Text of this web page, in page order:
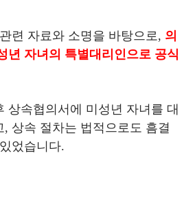
련 자료와 소명을 바탕으로, 의
년 자녀의 특별대리인으로 공식
상속협의서에 미성년 자녀를 대
상속 절차는 법적으로도 흠결
었습니다.